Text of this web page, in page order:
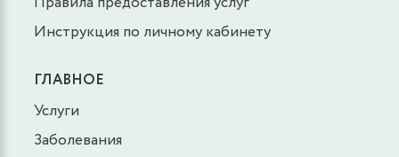
Инструкция по личному кабинету
ГЛАВНОЕ
Услуги
Заболевания